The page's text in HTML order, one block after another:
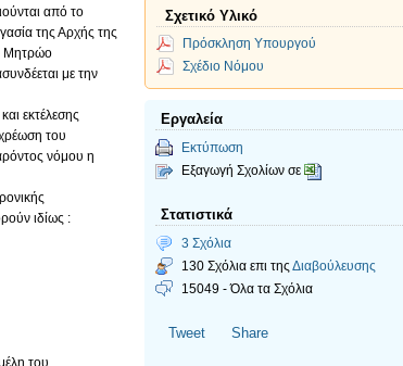
από το
της Αρχής της
Μητρώο
με την
εκτέλεσης
του
νόμου η
ιδίως :
του
Σχετικό Υλικό
Πρόσκληση Υπουργού
Σχέδιο Νόμου
Εργαλεία
Εκτύπωση
Εξαγωγή Σχολίων σε
Στατιστικά
3 Σχόλια
130 Σχόλια επι της Διαβούλευσης
15049 - Όλα τα Σχόλια
Tweet Share